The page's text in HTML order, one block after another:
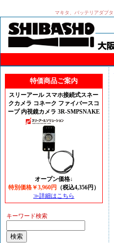
マキタ、バッテリアダプ
特価商品ご案内
スリーアール スマホ接続式スネー
クカメラ コネーク ファイバースコ
ープ 内視鏡カメラ 3R-SMPSNAKE
オープン価格↓
特別価格￥3,960円
（税込4,356円）
≫詳細はこちら
キーワード検索